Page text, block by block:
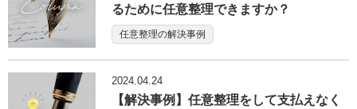
るために任意整理できますか？
任意整理の解決事例
2024.04.24
【解決事例】任意整理をして支払えなく